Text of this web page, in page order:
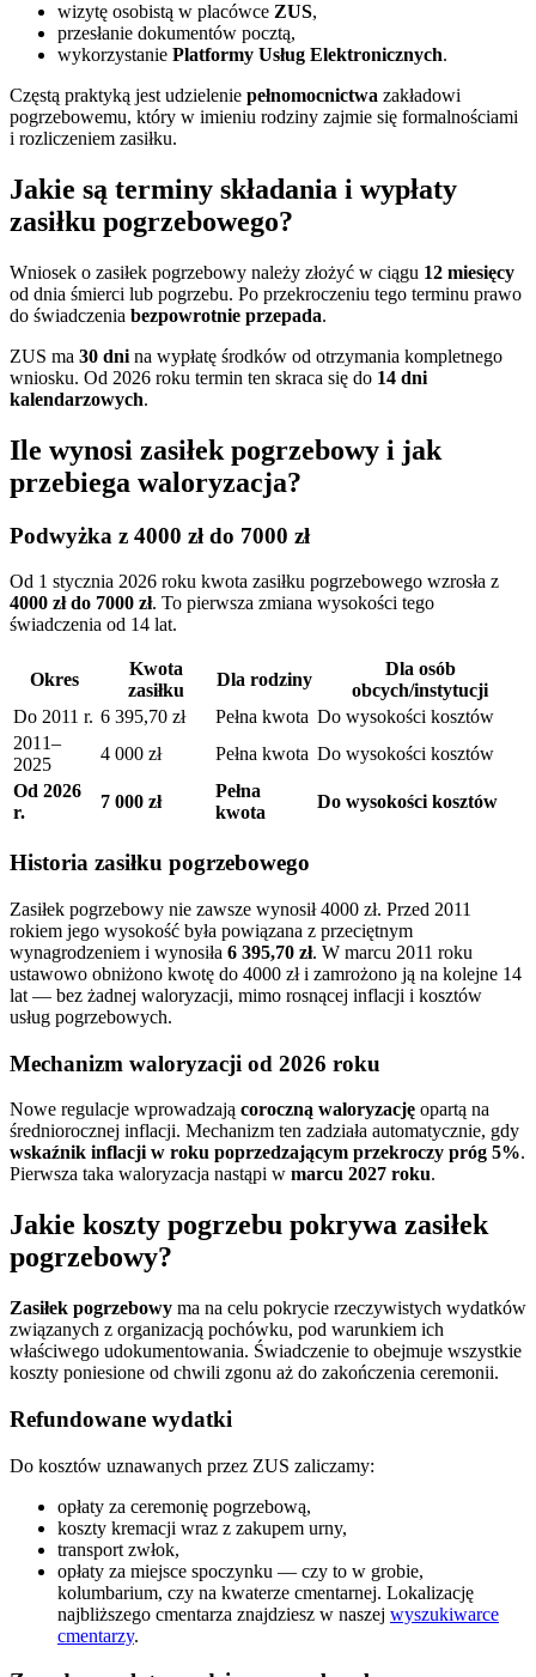
wizytę osobistą w placówce ZUS,
przesłanie dokumentów pocztą,
wykorzystanie Platformy Usług Elektronicznych.
Częstą praktyką jest udzielenie pełnomocnictwa zakładowi
pogrzebowemu, który w imieniu rodziny zajmie się formalnościami
i rozliczeniem zasiłku.
Jakie są terminy składania i wypłaty
zasiłku pogrzebowego?
Wniosek o zasiłek pogrzebowy należy złożyć w ciągu 12 miesięcy
od dnia śmierci lub pogrzebu. Po przekroczeniu tego terminu prawo
do świadczenia bezpowrotnie przepada.
ZUS ma 30 dni na wypłatę środków od otrzymania kompletnego
wniosku. Od 2026 roku termin ten skraca się do 14 dni
kalendarzowych.
Ile wynosi zasiłek pogrzebowy i jak
przebiega waloryzacja?
Podwyżka z 4000 zł do 7000 zł
Od 1 stycznia 2026 roku kwota zasiłku pogrzebowego wzrosła z
4000 zł do 7000 zł. To pierwsza zmiana wysokości tego
świadczenia od 14 lat.
Okres
Kwota
zasiłku
Dla rodziny
Dla osób
obcych/instytucji
Do 2011 r. 6 395,70 zł Pełna kwota Do wysokości kosztów
2011–
2025
4 000 zł Pełna kwota Do wysokości kosztów
Od 2026
r.
7 000 zł
Pełna
kwota
Do wysokości kosztów
Historia zasiłku pogrzebowego
Zasiłek pogrzebowy nie zawsze wynosił 4000 zł. Przed 2011
rokiem jego wysokość była powiązana z przeciętnym
wynagrodzeniem i wynosiła 6 395,70 zł. W marcu 2011 roku
ustawowo obniżono kwotę do 4000 zł i zamrożono ją na kolejne 14
lat — bez żadnej waloryzacji, mimo rosnącej inflacji i kosztów
usług pogrzebowych.
Mechanizm waloryzacji od 2026 roku
Nowe regulacje wprowadzają coroczną waloryzację opartą na
średniorocznej inflacji. Mechanizm ten zadziała automatycznie, gdy
wskaźnik inflacji w roku poprzedzającym przekroczy próg 5%.
Pierwsza taka waloryzacja nastąpi w marcu 2027 roku.
Jakie koszty pogrzebu pokrywa zasiłek
pogrzebowy?
Zasiłek pogrzebowy ma na celu pokrycie rzeczywistych wydatków
związanych z organizacją pochówku, pod warunkiem ich
właściwego udokumentowania. Świadczenie to obejmuje wszystkie
koszty poniesione od chwili zgonu aż do zakończenia ceremonii.
Refundowane wydatki
Do kosztów uznawanych przez ZUS zaliczamy:
opłaty za ceremonię pogrzebową,
koszty kremacji wraz z zakupem urny,
transport zwłok,
opłaty za miejsce spoczynku — czy to w grobie,
kolumbarium, czy na kwaterze cmentarnej. Lokalizację
najbliższego cmentarza znajdziesz w naszej wyszukiwarce
cmentarzy.